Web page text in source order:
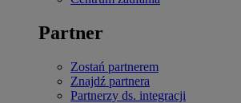
Partner
Zostań partnerem
Znajdź partnera
Partnerzy ds. integracji